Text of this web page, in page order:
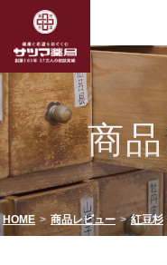
商
HOME 商品レビュー 紅豆杉